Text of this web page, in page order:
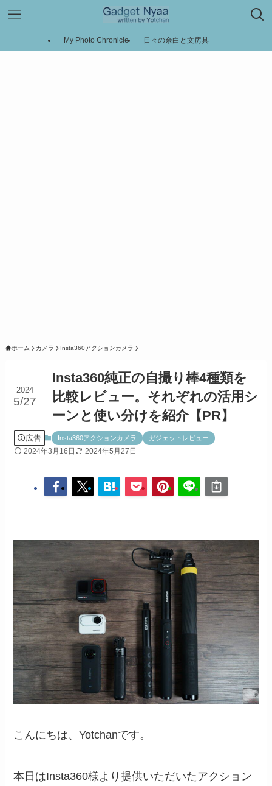
My Photo Chronicle 日々の余白と文房具
ホーム カメラ Insta360アクションカメラ
Insta360純正の自撮り棒4種類を
比較レビュー。それぞれの活用シ
ーンと使い分けを紹介【PR】
2024
5/27
広告 Insta360アクションカメラ ガジェットレビュー
2024年3月16日 2024年5月27日
こんにちは、Yotchanです。
本日はInsta360様より提供いただいたアクション